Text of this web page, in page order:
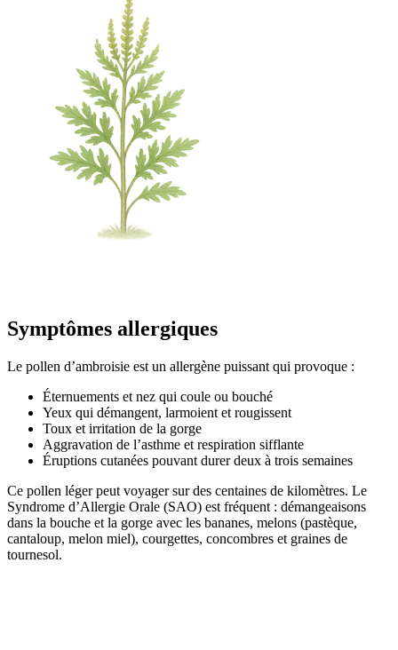
Symptômes allergiques
Le pollen d’ambroisie est un allergène puissant qui provoque :
Éternuements et nez qui coule ou bouché
Yeux qui démangent, larmoient et rougissent
Toux et irritation de la gorge
Aggravation de l’asthme et respiration sifflante
Éruptions cutanées pouvant durer deux à trois semaines
Ce pollen léger peut voyager sur des centaines de kilomètres. Le
Syndrome d’Allergie Orale (SAO) est fréquent : démangeaisons
dans la bouche et la gorge avec les bananes, melons (pastèque,
cantaloup, melon miel), courgettes, concombres et graines de
tournesol.